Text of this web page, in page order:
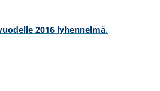
2016 lyhennelmä.